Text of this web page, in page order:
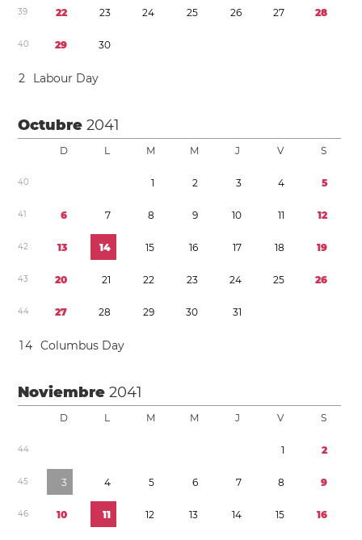
39 22 23 24 25 26 27 28
40 29 30
2 Labour Day
Octubre2041
D L M M J V S
40 1 2 3 4 5
41 6 7 8 9 10 11 12
42 13 14 15 16 17 18 19
43 20 21 22 23 24 25 26
44 27 28 29 30 31
14 Columbus Day
Noviembre2041
D L M M J V S
44 1 2
45 3 4 5 6 7 8 9
46 10 11 12 13 14 15 16